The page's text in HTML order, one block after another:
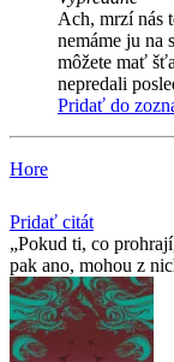
Ach, mrzí nás
nemáme ju na
môžete mať
nepredali
Pridať do
Hore
Pridať citát
Pokud ti, co
pak ano, mohou z